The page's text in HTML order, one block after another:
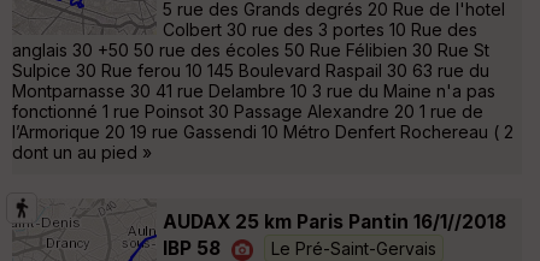
5 rue des Grands degrés 20 Rue de l'hotel
Colbert 30 rue des 3 portes 10 Rue des
anglais 30 +50 50 rue des écoles 50 Rue Félibien 30 Rue St
Sulpice 30 Rue ferou 10 145 Boulevard Raspail 30 63 rue du
Montparnasse 30 41 rue Delambre 10 3 rue du Maine n'a pas
fonctionné 1 rue Poinsot 30 Passage Alexandre 20 1 rue de
l’Armorique 20 19 rue Gassendi 10 Métro Denfert Rochereau ( 2
dont un au pied »
AUDAX 25 km Paris Pantin 16/1//2018
IBP 58
Le Pré-Saint-Gervais